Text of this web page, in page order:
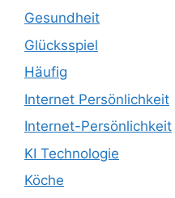
Gesundheit
Glücksspiel
Häufig
Internet Persönlichkeit
Internet-Persönlichkeit
KI Technologie
Köche